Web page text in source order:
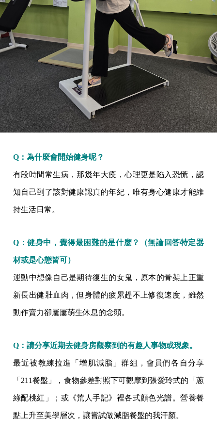
Q：為什麼會開始健身呢？
有段時間常生病，那幾年大疫，心理更是陷入恐慌，認
知自己到了該對健康認真的年紀，唯有身心健康才能維
持生活日常。
Q：健身中，覺得最困難的是什麼？（無論回答特定器
材或是心態皆可）
運動中想像自己是期待復生的女鬼，原本的骨架上正重
新長出健壯血肉，但身體的疲累趕不上修復速度，雖然
動作賣力卻屢屢萌生休息的念頭。
Q：請分享近期去健身房觀察到的有趣人事物或現象。
最近被教練拉進「增肌減脂」群組，會員們各自分享
「211餐盤」，食物參差對照下可觀摩到張愛玲式的「蔥
綠配桃紅」；或《荒人手記》裡各式顏色光譜。營養餐
點上升至美學層次，讓嘗試做減脂餐盤的我汗顏。